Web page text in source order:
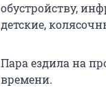
обустройству,
детские,
Пара ездила на
времени.